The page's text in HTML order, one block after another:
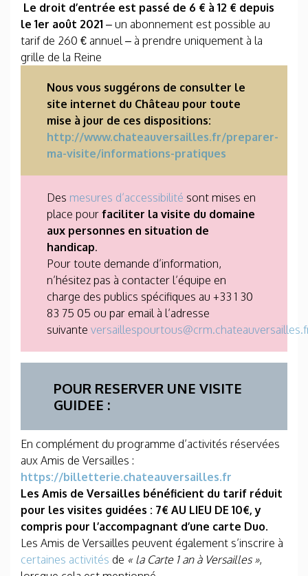
Le droit d’entrée est passé de 6 € à 12 € depuis
le 1er août 2021 – un abonnement est possible au
tarif de 260 € annuel – à prendre uniquement à la
grille de la Reine
Nous vous suggérons de consulter le
site internet du Château pour toute
mise à jour de ces dispositions:
http://www.chateauversailles.fr/preparer-
ma-visite/informations-pratiques
Des mesures d’accessibilité sont mises en
place pour faciliter la visite du domaine
aux personnes en situation de
handicap.
Pour toute demande d’information,
n’hésitez pas à contacter l’équipe en
charge des publics spécifiques au +33 1 30
83 75 05 ou par email à l’adresse
suivante
POUR RESERVER UNE VISITE
GUIDEE :
En complément du programme d’activités réservées
aux Amis de Versailles :
https://billetterie.chateauversailles.fr
Les Amis de Versailles bénéficient du tarif réduit
pour les visites guidées : 7€ AU LIEU DE 10€, y
compris pour l’accompagnant d’une carte Duo.
Les Amis de Versailles peuvent également s’inscrire à
certaines activités de « la Carte 1 an à Versailles »,